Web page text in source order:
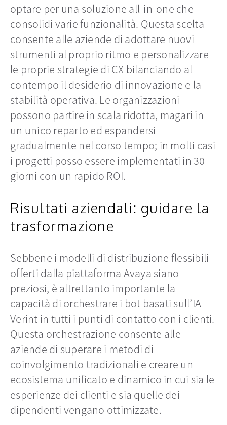
optare per una soluzione all-in-one che
consolidi varie funzionalità. Questa scelta
consente alle aziende di adottare nuovi
strumenti al proprio ritmo e personalizzare
le proprie strategie di CX bilanciando al
contempo il desiderio di innovazione e la
stabilità operativa. Le organizzazioni
possono partire in scala ridotta, magari in
un unico reparto ed espandersi
gradualmente nel corso tempo; in molti casi
i progetti posso essere implementati in 30
giorni con un rapido ROI.
Risultati aziendali: guidare la
trasformazione
Sebbene i modelli di distribuzione flessibili
offerti dalla piattaforma Avaya siano
preziosi, è altrettanto importante la
capacità di orchestrare i bot basati sull’IA
Verint in tutti i punti di contatto con i clienti.
Questa orchestrazione consente alle
aziende di superare i metodi di
coinvolgimento tradizionali e creare un
ecosistema unificato e dinamico in cui sia le
esperienze dei clienti e sia quelle dei
dipendenti vengano ottimizzate.